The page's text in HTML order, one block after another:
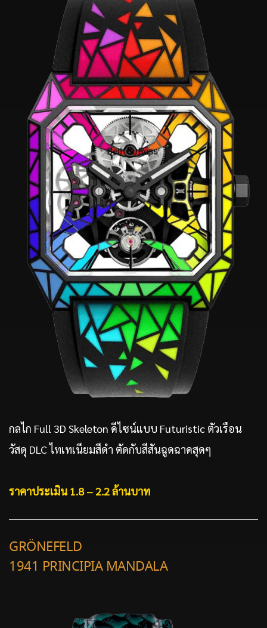
กลไก Full 3D Skeleton ดีไซน์แบบ Futuristic ตัวเรือน
วัสดุ DLC ไทเทเนียมสีดำ ตัดกับสีสันฉูดฉาดสุดๆ
ราคาประเมิน 1.8 – 2.2 ล้านบาท
GRÖNEFELD
1941 PRINCIPIA MANDALA